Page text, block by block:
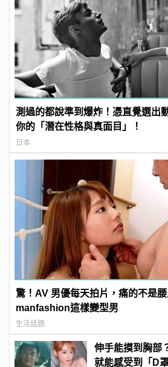
測過的都說準到爆炸！憑直覺選出
你的「潛在性格與真面目」！
日本
驚！AV 男優每天拍片，痛的不是腰
manfashion這樣變型男
生活話題
伸手能摸到胸部
就能感受到「D